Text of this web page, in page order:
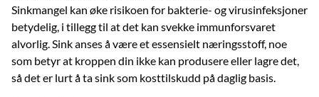
Sinkmangel kan øke risikoen for bakterie- og virusinfeksjoner
betydelig, i tillegg til at det kan svekke immunforsvaret
alvorlig. Sink anses å være et essensielt næringsstoff, noe
som betyr at kroppen din ikke kan produsere eller lagre det,
så det er lurt å ta sink som kosttilskudd på daglig basis.